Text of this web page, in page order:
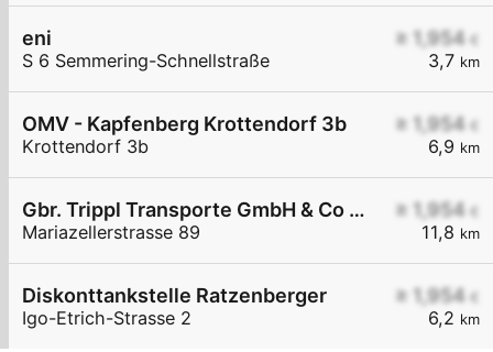
≥ 1,954 €
3,7 km
eni
S 6 Semmering-Schnellstraße
≥ 1,954 €
6,9 km
OMV - Kapfenberg Krottendorf 3b
Krottendorf 3b
≥ 1,954 €
11,8 km
Gbr. Trippl Transporte GmbH & Co KG
Mariazellerstrasse 89
≥ 1,954 €
6,2 km
Diskonttankstelle Ratzenberger
Igo-Etrich-Strasse 2